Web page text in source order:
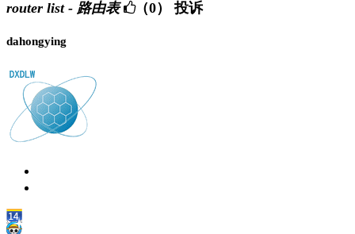
router list - 路由表 （0） 投诉
dahongying